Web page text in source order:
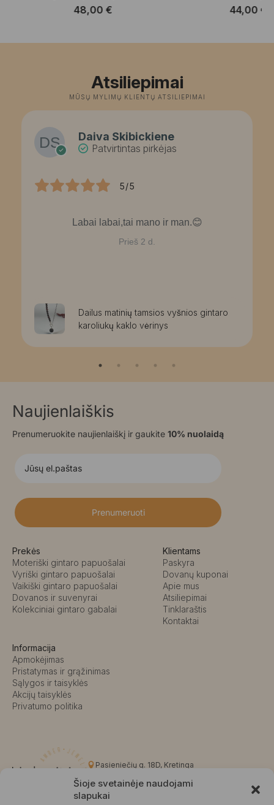
Šioje svetainėje naudojami
slapukai
48,00€ 44,00 €
Atsiliepimai
MŪSŲ MYLIMŲ KLIENTŲ ATSILIEPIMAI
Daiva Skibickiene
Patvirtintas pirkėjas
5/5
Labai labai,tai mano ir man.😊
Prieš 2 d.
Dailus matinių tamsios vyšnios gintaro
karoliukų kaklo vėrinys
Naujienlaiškis
Prenumeruokite naujienlaiškį ir gaukite 10% nuolaidą
Prenumeruoti
Prekės
Moteriški gintaro papuošalai
Vyriški gintaro papuošalai
Vaikiški gintaro papuošalai
Dovanos ir suvenyrai
Kolekciniai gintaro gabalai
Klientams
Paskyra
Dovanų kuponai
Apie mus
Atsiliepimai
Tinklaraštis
Kontaktai
Informacija
Apmokėjimas
Pristatymas ir grąžinimas
Sąlygos ir taisyklės
Akcijų taisyklės
Privatumo politika
Pasieniečių g. 18D, Kretinga
info@kalvaite.lt